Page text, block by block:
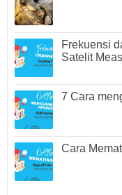
Frekuensi
Satelit
7 Cara
Cara